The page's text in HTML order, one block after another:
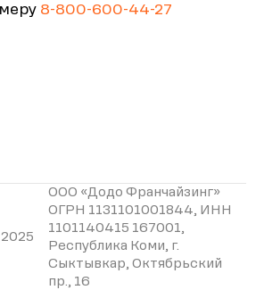
8-800-600-44-27
ООО «Додо Франчайзинг»
ОГРН 1131101001844, ИНН
1101140415 167001,
Республика Коми, г.
Сыктывкар, Октябрьский
пр., 16